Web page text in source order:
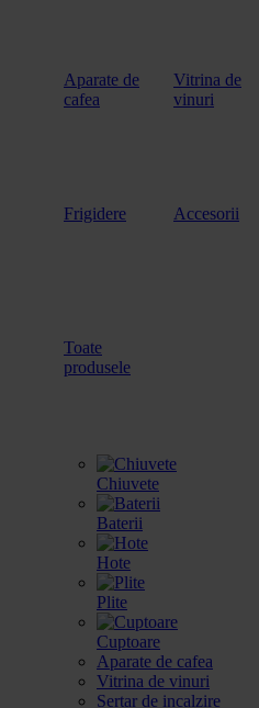
Aparate de
cafea
Vitrina de
vinuri
Frigidere Accesorii
Toate
produsele
Chiuvete
Baterii
Hote
Plite
Cuptoare
Aparate de cafea
Vitrina de vinuri
Sertar de incalzire